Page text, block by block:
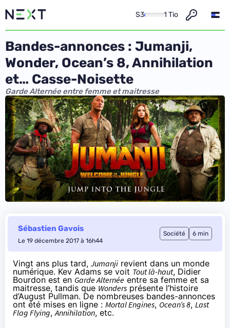
S3 1 Tio
Bandes-annonces : Jumanji,
Wonder, Ocean’s 8, Annihilation
et… Casse-Noisette
Garde Alternée entre femme et maitresse
Sébastien Gavois
Le 19 décembre 2017 à 16h44
Société 6 min
Vingt ans plus tard, Jumanji revient dans un monde
numérique. Kev Adams se voit Tout là-haut, Didier
Bourdon est en Garde Alternée entre sa femme et sa
maitresse, tandis que Wonders présente l’histoire
d’August Pullman. De nombreuses bandes-annonces
ont été mises en ligne : Mortal Engines, Ocean’s 8, Last
Flag Flying, Annihilation, etc.